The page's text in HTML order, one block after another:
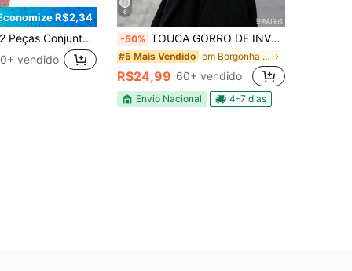
R$2,34
2 Peças Conjunto de Gorro e Luvas Tricotadas para Mulheres, Boné Casual da Moda, Adequado para Uso Diário no Outono/Inverno, Viagens ao Ar Livre, Caminhada, Esqui, Ciclismo, Escalada, Acessórios de Inverno, Roupas de Inverno, Presente de Dia dos Namorados
vendido
6
-50% TOUCA GORRO DE INVERNO DE LA GROSSA E QUENTE
#5 Mais Vendido em Borgonha Gorro Feminino
R$24,99 60+ vendido
Envio Nacional 4-7 dias